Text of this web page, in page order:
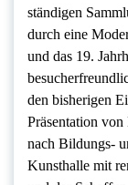
ständigen
durch eine
und das 19.
den bisherigen
Präsentation
nach Bildungs-
Kunsthalle mit